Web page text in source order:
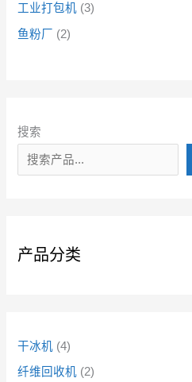
工业打包机 3
鱼粉厂 2
搜索
产品分类
干冰机 4
纤维回收机 2